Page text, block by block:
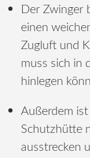
Der Zwinger
einen
Zugluft und
muss sich in
hinlegen
Außerdem
Schutzhütte
ausstrecken